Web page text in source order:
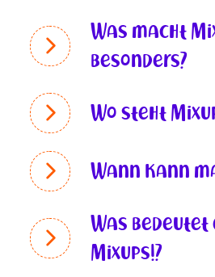
Was macht
besonders?
Wo steht
Wann kann
Was
Mixups!?